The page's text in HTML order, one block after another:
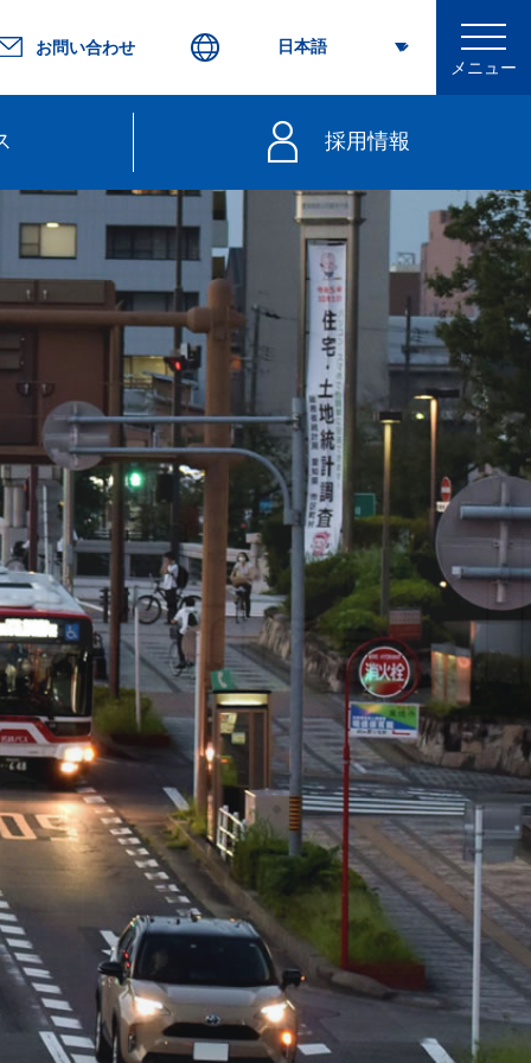
お問い合わせ
メニュー
きっぷ
web延着証明書
要）
採用情報